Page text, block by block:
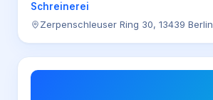
Schreinerei
Zerpenschleuser Ring 30, 13439 Berlin